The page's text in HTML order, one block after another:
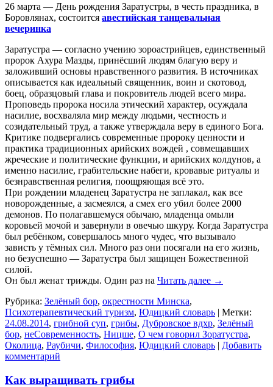
26 марта — День рождения Заратустры, в честь праздника, в
Боровлянах, состоится авестийская танцевальная
вечеринка
Заратустра — согласно учению зороастрийцев, единственный
пророк Ахура Мазды, принёсший людям благую веру и
заложивший основы нравственного развития. В источниках
описывается как идеальный священник, воин и скотовод,
боец, образцовый глава и покровитель людей всего мира.
Проповедь пророка носила этический характер, осуждала
насилие, восхваляла мир между людьми, честность и
созидательный труд, а также утверждала веру в единого Бога.
Критике подвергались современные пророку ценности и
практика традиционных арийских вождей , совмещавших
жреческие и политические функции, и арийских колдунов, а
именно насилие, грабительские набеги, кровавые ритуалы и
безнравственная религия, поощряющая всё это.
При рождении младенец Заратустра не заплакал, как все
новорожденные, а засмеялся, а смех его убил более 2000
демонов. По полагавшемуся обычаю, младенца омыли
коровьей мочой и завернули в овечью шкуру. Когда Заратустра
был ребёнком, совершалось много чудес, что вызывало
зависть у тёмных сил. Много раз они посягали на его жизнь,
но безуспешно — Заратустра был защищен Божественной
силой.
Он был женат трижды. Один раз на Читать далее →
Рубрика: Зелёный бор, окрестности Минска,
Психотерапевтический туризм, Юдицкий словарь | Метки:
24.08.2014, грибной суп, грибы, Дубровское вдхр, Зелёный
бор, неСовременность, Ницше, О чем говорил Зоратустра,
Околица, Раубичи, Философия, Юдицкий словарь | Добавить
комментарий
Как выращивать грибы